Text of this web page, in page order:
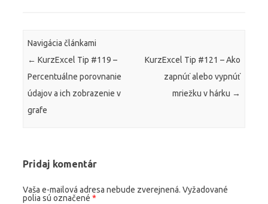
Navigácia článkami
← KurzExcel Tip #119 –
Percentuálne porovnanie
údajov a ich zobrazenie v
grafe
KurzExcel Tip #121 – Ako
zapnúť alebo vypnúť
mriežku v hárku →
Pridaj komentár
Vaša e-mailová adresa nebude zverejnená. Vyžadované
polia sú označené *